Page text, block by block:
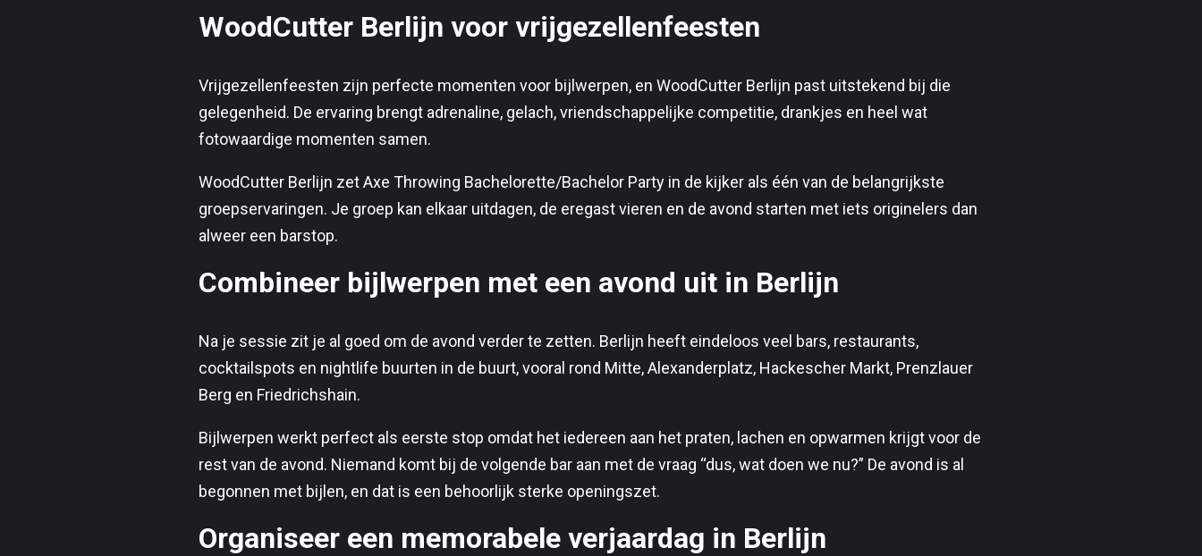
WoodCutter Berlijn voor vrijgezellenfeesten
Vrijgezellenfeesten zijn perfecte momenten voor bijlwerpen, en WoodCutter Berlijn past uitstekend bij die
gelegenheid. De ervaring brengt adrenaline, gelach, vriendschappelijke competitie, drankjes en heel wat
fotowaardige momenten samen.
WoodCutter Berlijn zet Axe Throwing Bachelorette/Bachelor Party in de kijker als één van de belangrijkste
groepservaringen. Je groep kan elkaar uitdagen, de eregast vieren en de avond starten met iets originelers dan
alweer een barstop.
Combineer bijlwerpen met een avond uit in Berlijn
Na je sessie zit je al goed om de avond verder te zetten. Berlijn heeft eindeloos veel bars, restaurants,
cocktailspots en nightlife buurten in de buurt, vooral rond Mitte, Alexanderplatz, Hackescher Markt, Prenzlauer
Berg en Friedrichshain.
Bijlwerpen werkt perfect als eerste stop omdat het iedereen aan het praten, lachen en opwarmen krijgt voor de
rest van de avond. Niemand komt bij de volgende bar aan met de vraag “dus, wat doen we nu?” De avond is al
begonnen met bijlen, en dat is een behoorlijk sterke openingszet.
Organiseer een memorabele verjaardag in Berlijn